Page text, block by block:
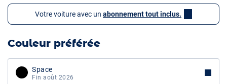
Votre voiture avec un abonnement tout inclus.
Couleur préférée
Space
Fin août 2026